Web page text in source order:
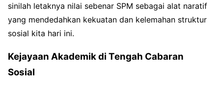
sinilah letaknya nilai sebenar SPM sebagai alat naratif
yang mendedahkan kekuatan dan kelemahan struktur
sosial kita hari ini.
Kejayaan Akademik di Tengah Cabaran
Sosial